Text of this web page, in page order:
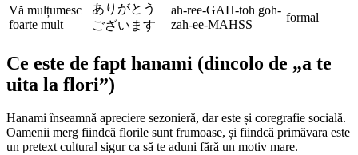
Vă mulțumesc
foarte mult
ありがとう
ございます
ah-ree-GAH-toh goh-
zah-ee-MAHSS
formal
Ce este de fapt hanami (dincolo de „a te
uita la flori”)
Hanami înseamnă apreciere sezonieră, dar este și coregrafie socială.
Oamenii merg fiindcă florile sunt frumoase, și fiindcă primăvara este
un pretext cultural sigur ca să te aduni fără un motiv mare.